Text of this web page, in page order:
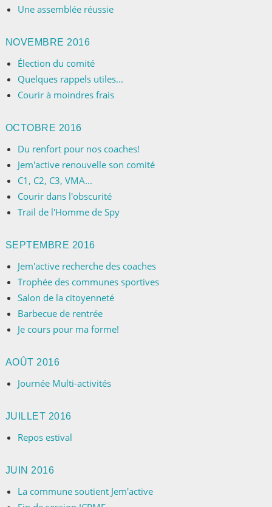
Une assemblée réussie
NOVEMBRE 2016
Élection du comité
Quelques rappels utiles...
Courir à moindres frais
OCTOBRE 2016
Du renfort pour nos coaches!
Jem'active renouvelle son comité
C1, C2, C3, VMA...
Courir dans l'obscurité
Trail de l'Homme de Spy
SEPTEMBRE 2016
Jem'active recherche des coaches
Trophée des communes sportives
Salon de la citoyenneté
Barbecue de rentrée
Je cours pour ma forme!
AOÛT 2016
Journée Multi-activités
JUILLET 2016
Repos estival
JUIN 2016
La commune soutient Jem'active